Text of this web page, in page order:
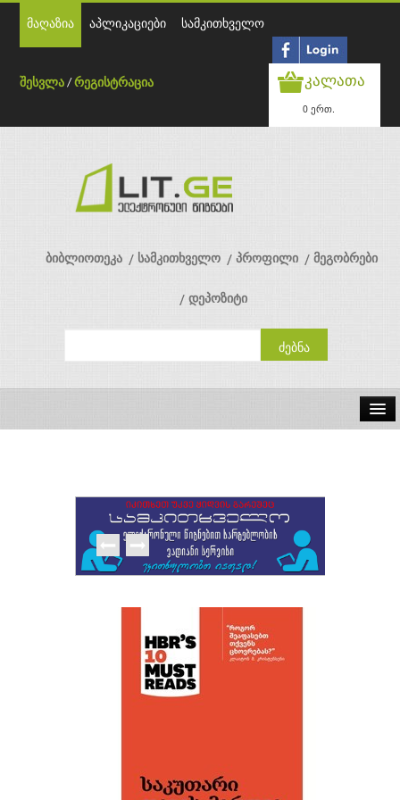
მაღაზია აპლიკაციები სამკითხველო
შესვლა /რეგისტრაცია კალათა
0 ერთ.
ბიბლიოთეკა სამკითხველო პროფილი მეგობრები
დეპოზიტი
გამომცემლობები